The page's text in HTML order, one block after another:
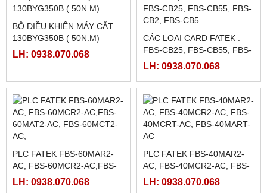
BỘ ĐIỀU KHIỂN MÁY CẮT
130BYG350B ( 50N.M)
LH: 0938.070.068
CÁC LOẠI CARD FATEK :
FBS-CB25, FBS-CB55, FBS-
CB2, FBS-CB5
LH: 0938.070.068